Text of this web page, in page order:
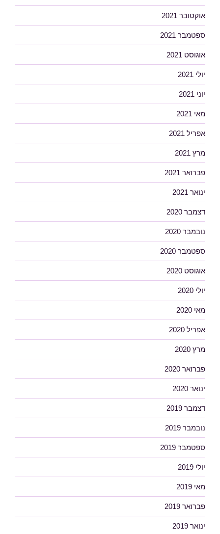
אוקטובר 2021
ספטמבר 2021
אוגוסט 2021
יולי 2021
יוני 2021
מאי 2021
אפריל 2021
מרץ 2021
פברואר 2021
ינואר 2021
דצמבר 2020
נובמבר 2020
ספטמבר 2020
אוגוסט 2020
יולי 2020
מאי 2020
אפריל 2020
מרץ 2020
פברואר 2020
ינואר 2020
דצמבר 2019
נובמבר 2019
ספטמבר 2019
יולי 2019
מאי 2019
פברואר 2019
ינואר 2019